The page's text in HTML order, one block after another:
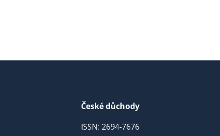
České důchody
ISSN: 2694-7676